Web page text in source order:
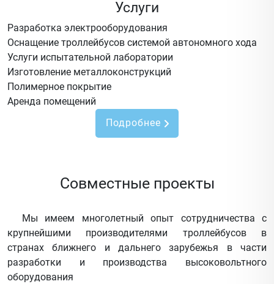
Услуги
Разработка электрооборудования
Оснащение троллейбусов системой автономного хода
Услуги испытательной лаборатории
Изготовление металлоконструкций
Полимерное покрытие
Аренда помещений
Подробнее
Совместные проекты
Мы имеем многолетный опыт сотрудничества с
крупнейшими производителями троллейбусов в
странах ближнего и дальнего зарубежья в части
разработки и производства высоковольтного
оборудования